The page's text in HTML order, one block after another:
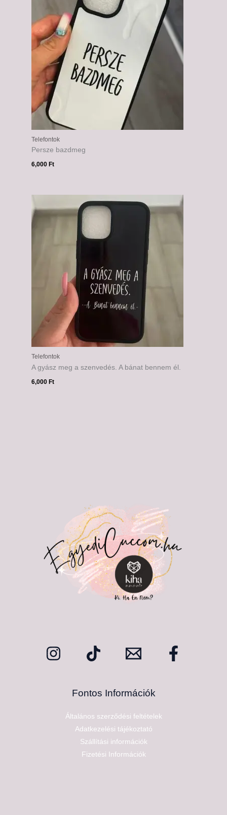
Telefontok
Persze bazdmeg
6,000 Ft
Telefontok
A gyász meg a szenvedés. A bánat bennem él.
6,000 Ft
Fontos Információk
Általános szerződési feltételek
Adatkezelési tájékoztató
Szállítási információk
Fizetési Információk